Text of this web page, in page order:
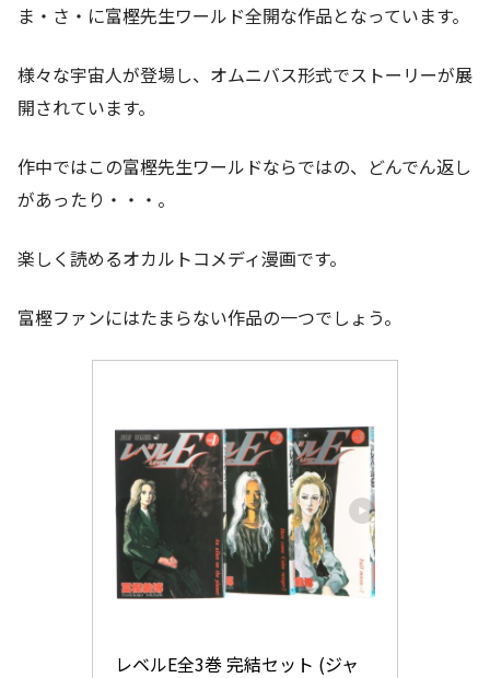
ま・さ・に富樫先生ワールド全開な作品となっています。
様々な宇宙人が登場し、オムニバス形式でストーリーが展
開されています。
作中ではこの富樫先生ワールドならではの、どんでん返し
があったり・・・。
楽しく読めるオカルトコメディ漫画です。
富樫ファンにはたまらない作品の一つでしょう。
レベルE全3巻 完結セット (ジャ